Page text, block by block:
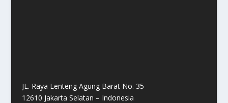
JL. Raya Lenteng Agung Barat No. 35
12610 Jakarta Selatan – Indonesia